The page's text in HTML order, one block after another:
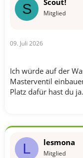
S Scout!
Mitglied
09. Juli 2026
Ich würde auf der
Masterventil
Platz dafür hast du ja.
L lesmona
Mitglied